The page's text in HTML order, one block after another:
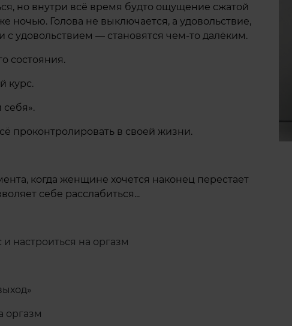
но внутри всё время будто ощущение сжатой
ночью. Голова не выключается, а удовольствие,
с удовольствием — становятся чем-то далёким.
состояния.
курс.
проконтролировать в своей жизни.
когда женщине хочется наконец перестает
себе расслабиться...
и настроиться на оргазм
оргазм